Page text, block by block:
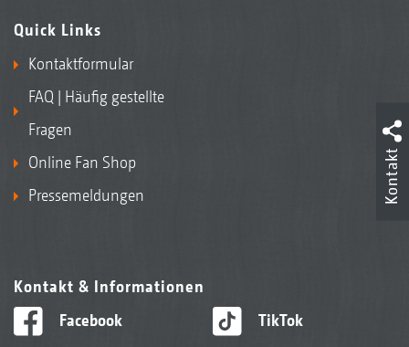
Quick Links
Kontaktformular
FAQ | Häufig gestellte
Fragen
Online Fan Shop
Pressemeldungen
Kontakt & Informationen
Facebook
TikTok
Kontakt